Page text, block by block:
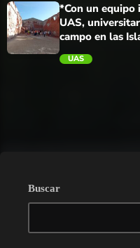
*Con un equipo
UAS,
campo en las
UAS
Buscar